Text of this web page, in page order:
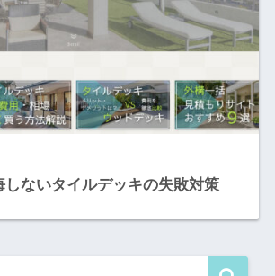
ないタイルデッキの失敗対策